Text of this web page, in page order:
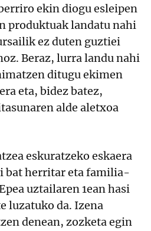
ekin diogu esleipen
produktuak landatu nahi
ez duten guztiei
Beraz, lurra landu nahi
ditugu ekimen
eta, bidez batez,
alde aletxoa
eskuratzeko eskaera
bat herritar eta familia-
uztailaren 1ean hasi
luzatuko da. Izena
denean, zozketa egin